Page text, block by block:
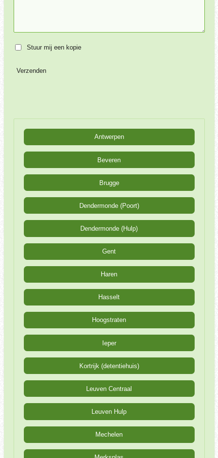
Stuur mij een kopie
Verzenden
Antwerpen
Beveren
Brugge
Dendermonde (Poort)
Dendermonde (Hulp)
Gent
Haren
Hasselt
Hoogstraten
Ieper
Kortrijk (detentiehuis)
Leuven Centraal
Leuven Hulp
Mechelen